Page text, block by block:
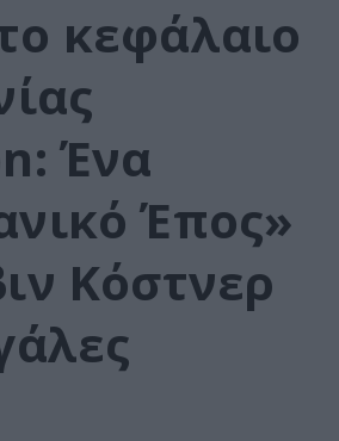
κεφάλαιο
Ένα
Έπος»
Κόστνερ